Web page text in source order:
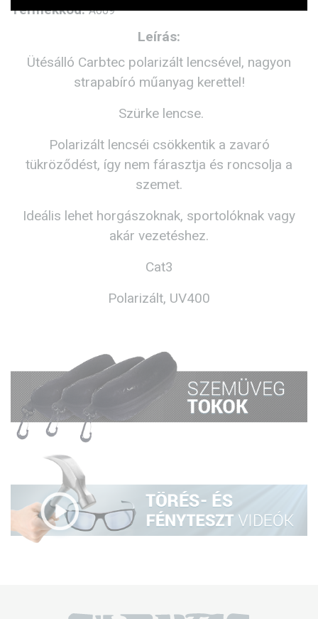
Termékkód:A009
Leírás:
Ütésálló Carbtec polarizált lencsével, nagyon
strapabíró műanyag kerettel!
Szürke lencse.
Polarizált lencséi csökkentik a zavaró
tükröződést, így nem fárasztja és roncsolja a
szemet.
Ideális lehet horgászoknak, sportolóknak vagy
akár vezetéshez.
Cat3
Polarizált, UV400